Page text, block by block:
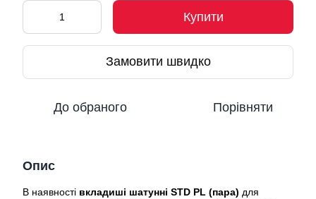
Купити
Замовити швидко
До обраного Порівняти
Опис
В наявності вкладиші шатунні STD PL (пара) для